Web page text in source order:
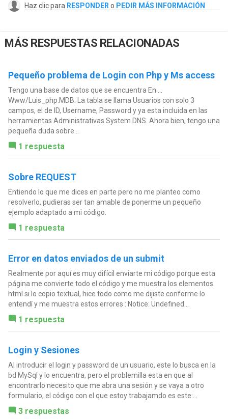
Haz clic para RESPONDER o PEDIR MÁS INFORMACIÓN
MÁS RESPUESTAS RELACIONADAS
Pequeño problema de Login con Php y Ms access
Tengo una base de datos que se encuentra En ...
Www/Luis_php.MDB. La tabla se llama Usuarios con solo 3
campos, el de ID, Username, Password y ya esta incluida en las
herramientas Administrativas System DNS. Ahora bien, tengo una
pequeña duda sobre...
1 respuesta
Sobre REQUEST
Entiendo lo que me dices en parte pero no me planteo como
resolverlo, pudieras ser tan amable de ponerme un pequeño
ejemplo adaptado a mi código.
1 respuesta
Error en datos enviados de un submit
Realmente por aquí es muy difícil enviarte mi código porque esta
página me convierte todo el código y me muestra los elementos
html si lo copio textual, hice todo como me dijiste conforme lo
entendí y me muestra estos errores : Notice: Undefined...
1 respuesta
Login y Sesiones
Al introducir el login y password de un usuario, este lo busca en la
bd MySql y lo encuentra, pero el problemilla esta en que al
encontrarlo necesito que me abra una sesión y se vaya a otro
formulario, el código con el que estoy trabajamdo es este:...
3 respuestas